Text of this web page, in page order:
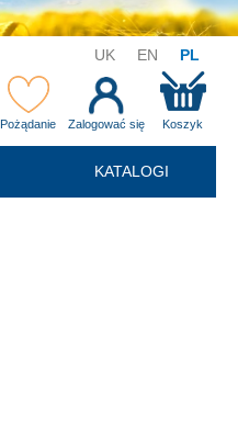
UK EN PL
Pożądanie Zalogować się Koszyk
KATALOGI